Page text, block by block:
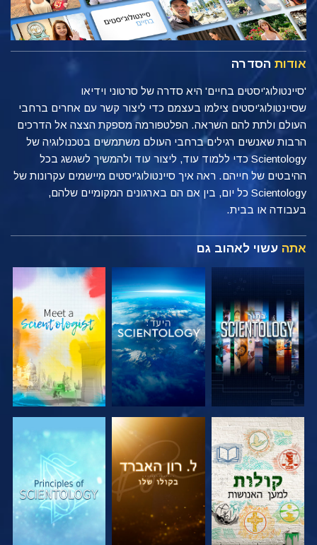
אודות הסדרה
'סיינטולוג'יסטים בחיים' היא סדרה של סרטוני וידיאו
שסיינטולוג'יסטים צילמו בעצמם כדי ליצור קשר עם אחרים ברחבי
העולם ולתת להם השראה. הפלטפורמה מספקת הצצה אל הדרכים
הרבות שאנשים רגילים ברחבי העולם משתמשים בטכנולוגיה של
Scientology כדי ללמוד עוד, ליצור עוד ולהמשיך לשגשג בכל
ההיבטים של חייהם. ראה איך סיינטולוג'יסטים מיישמים עקרונות של
Scientology כל יום, בין אם הם בארגונים המקומיים שלהם,
בעבודה או בבית.
אתה עשוי לאהוב גם
בדוק את הסדרה בדוק את הסדרה בדוק את הסדרה